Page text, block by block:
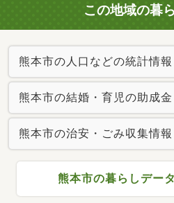
この地域の暮
熊本市の人口などの統計情報
熊本市の結婚・育児の助成金
熊本市の治安・ごみ収集情報
熊本市の暮らしデー